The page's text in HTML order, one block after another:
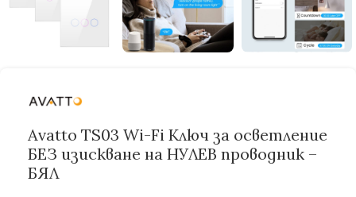
Avatto TS03 Wi-Fi Ключ за осветление
БЕЗ изискване на НУЛЕВ проводник –
БЯЛ